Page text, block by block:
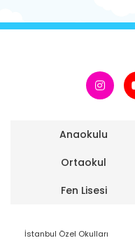
Anaokulu
Ortaokul
Fen Lisesi
İstanbul Özel Okulları